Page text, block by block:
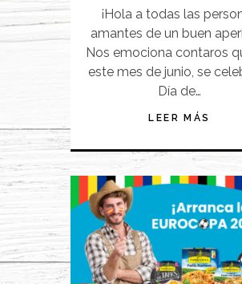
¡Hola a todas las
amantes de un buen
Nos emociona contaros
este mes de junio, se
Día de…
LEER MÁS